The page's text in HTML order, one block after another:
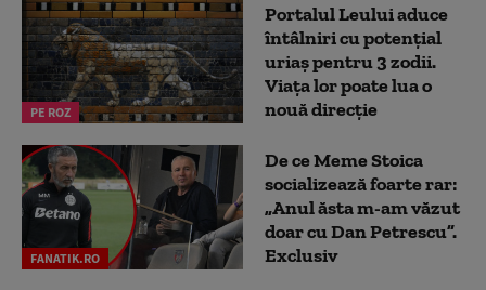
PE ROZ
Portalul Leului aduce
întâlniri cu potențial
uriaș pentru 3 zodii.
Viața lor poate lua o
nouă direcție
FANATIK.RO
De ce Meme Stoica
socializează foarte rar:
„Anul ăsta m-am văzut
doar cu Dan Petrescu”.
Exclusiv